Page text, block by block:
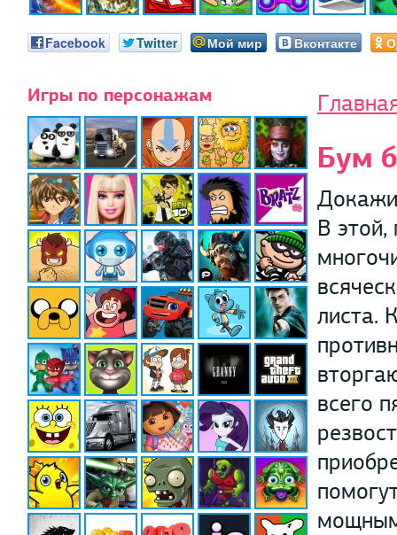
Facebook Twitter Мой мир Вконтакте
Игры по персонажам
Бум
Докажи
В этой,
листа.
всего